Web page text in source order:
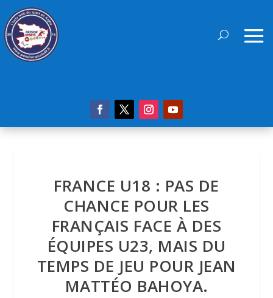
FRANCE U18 : PAS DE
CHANCE POUR LES
FRANÇAIS FACE À DES
ÉQUIPES U23, MAIS DU
TEMPS DE JEU POUR JEAN
MATTÉO BAHOYA.